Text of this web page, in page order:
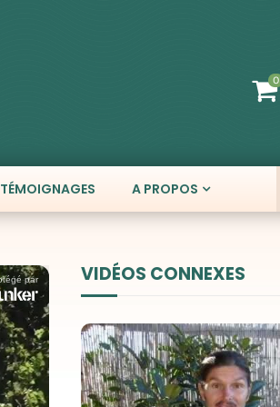
0
TÉMOIGNAGES A PROPOS
VIDÉOS CONNEXES